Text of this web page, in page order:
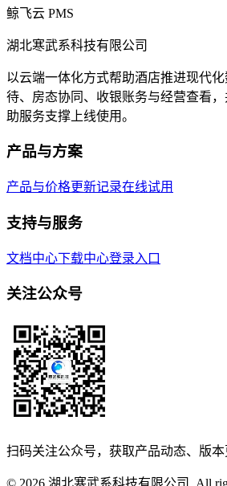
鲸飞云 PMS
湖北寒武系科技有限公司
以云端一体化方式帮助酒店推进现代
待、房态协同、收银账务与经营查看
助服务支撑上线使用。
产品与方案
产品与价格更新记录在线试用
支持与服务
文档中心下载中心登录入口
关注公众号
扫码关注公众号，获取产品动态、版本
© 2026 湖北寒武系科技有限公司. All